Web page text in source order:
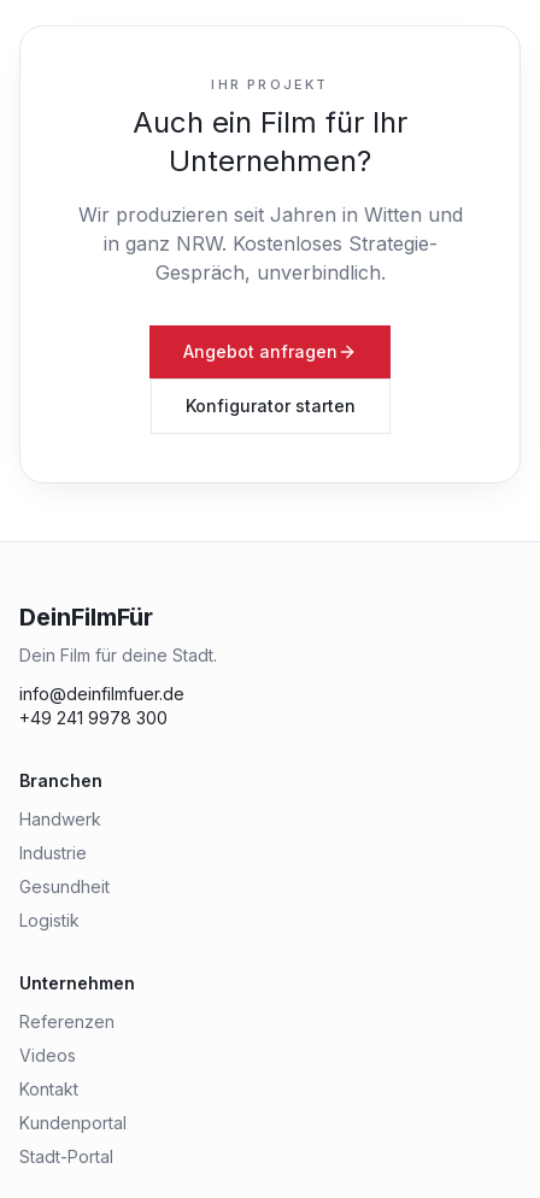
IHR PROJEKT
Auch ein Film für Ihr
Unternehmen?
Wir produzieren seit Jahren in Witten und
in ganz NRW. Kostenloses Strategie-
Gespräch, unverbindlich.
Angebot anfragen
Konfigurator starten
DeinFilmFür
Dein Film für deine Stadt.
info@deinfilmfuer.de
+49 241 9978 300
Branchen
Handwerk
Industrie
Gesundheit
Logistik
Unternehmen
Referenzen
Videos
Kontakt
Kundenportal
Stadt-Portal